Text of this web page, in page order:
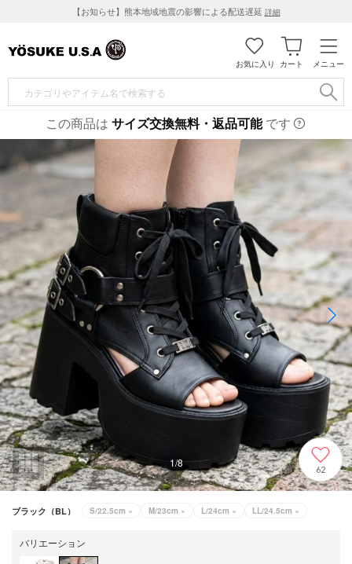
【お知らせ】熊本地域地震の影響による配送遅延 詳細
メニュー
カート
お気に入り
この商品は サイズ交換無料・返品可能です
1/8
62
ブラック（BL） S/22.5cm × M/23cm × L/24cm × LL/24.5cm ×
バリエーション